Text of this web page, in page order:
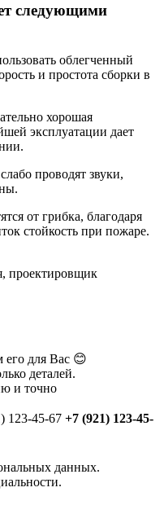
следующими
облегченный
и простота сборки в
хорошая
эксплуатации дает
проводят звуки,
от грибка, благодаря
стойкость при пожаре.
проектировщик
его для Вас 😊
деталей.
и точно
123-45-67 +7 (921) 123-45-
данных.